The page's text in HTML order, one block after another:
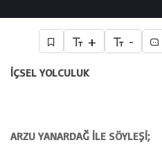
+ -
İÇSEL YOLCULUK
ARZU YANARDAĞ İLE SÖYLEŞİ;